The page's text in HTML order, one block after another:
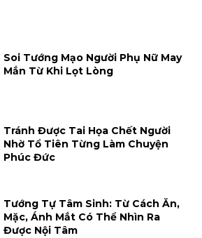
Soi Tướng Mạo Người Phụ Nữ May
Mắn Từ Khi Lọt Lòng
Tránh Được Tai Họa Chết Người
Nhờ Tổ Tiên Từng Làm Chuyện
Phúc Đức
Tướng Tự Tâm Sinh: Từ Cách Ăn,
Mặc, Ánh Mắt Có Thể Nhìn Ra
Được Nội Tâm